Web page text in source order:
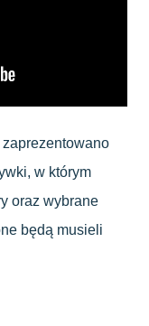
w którym
oraz wybrane
będą musieli